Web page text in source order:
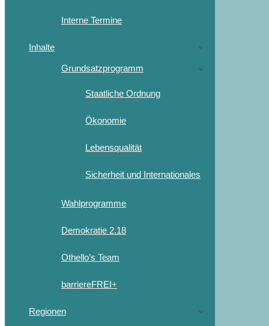
Interne Termine
Inhalte
Grundsatzprogramm
Staatliche Ordnung
Ökonomie
Lebensqualität
Sicherheit und Internationales
Wahlprogramme
Demokratie 2.18
Othello’s Team
barriereFREI+
Regionen